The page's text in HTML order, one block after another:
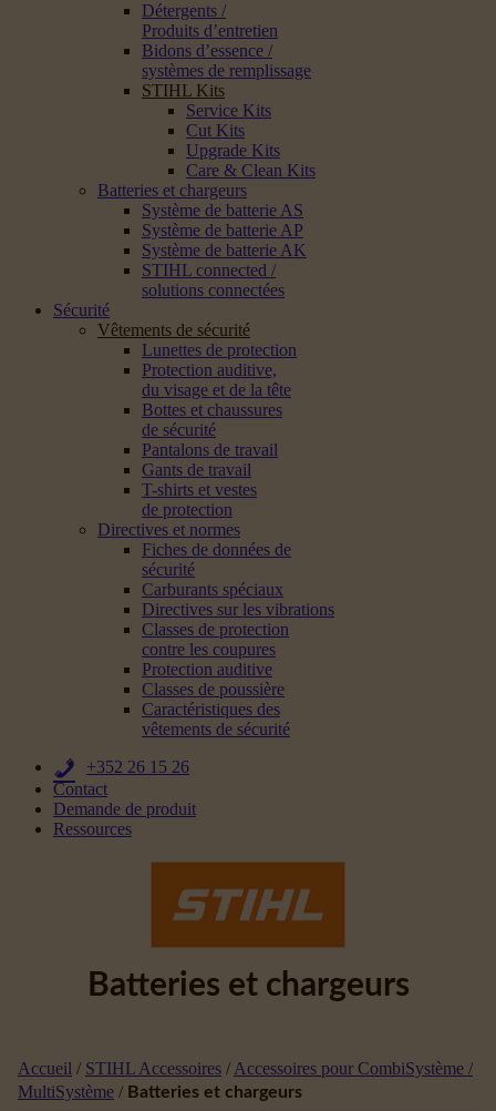
Détergents /
Produits d’entretien
Bidons d’essence /
systèmes de remplissage
STIHL Kits
Service Kits
Cut Kits
Upgrade Kits
Care & Clean Kits
Batteries et chargeurs
Système de batterie AS
Système de batterie AP
Système de batterie AK
STIHL connected /
solutions connectées
Sécurité
Vêtements de sécurité
Lunettes de protection
Protection auditive,
du visage et de la tête
Bottes et chaussures
de sécurité
Pantalons de travail
Gants de travail
T-shirts et vestes
de protection
Directives et normes
Fiches de données de
sécurité
Carburants spéciaux
Directives sur les vibrations
Classes de protection
contre les coupures
Protection auditive
Classes de poussière
Caractéristiques des
vêtements de sécurité
+352 26 15 26
Contact
Demande de produit
Ressources
Batteries et chargeurs
Accueil / STIHL Accessoires / Accessoires pour CombiSystème /
MultiSystème / Batteries et chargeurs